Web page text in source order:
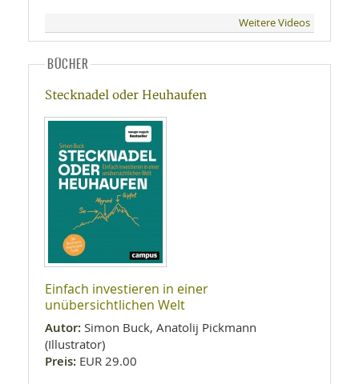
Weitere Videos
BÜCHER
Stecknadel oder Heuhaufen
Einfach investieren in einer
unübersichtlichen Welt
Autor: Simon Buck, Anatolij Pickmann
(Illustrator)
Preis: EUR 29.00